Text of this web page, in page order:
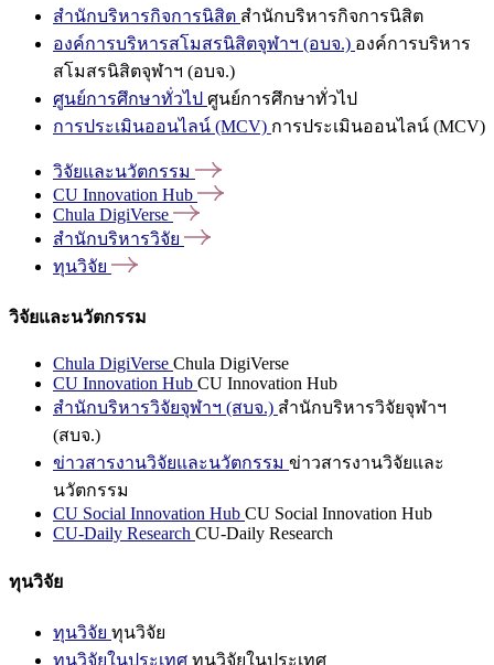
สำนักบริหารกิจการนิสิต สำนักบริหารกิจการนิสิต
องค์การบริหารสโมสรนิสิตจุฬาฯ (อบจ.) องค์การบริหาร
สโมสรนิสิตจุฬาฯ (อบจ.)
ศูนย์การศึกษาทั่วไป ศูนย์การศึกษาทั่วไป
การประเมินออนไลน์ (MCV) การประเมินออนไลน์ (MCV)
วิจัยและนวัตกรรม
CU Innovation Hub
Chula DigiVerse
สำนักบริหารวิจัย
ทุนวิจัย
วิจัยและนวัตกรรม
Chula DigiVerse Chula DigiVerse
CU Innovation Hub CU Innovation Hub
สำนักบริหารวิจัยจุฬาฯ (สบจ.) สำนักบริหารวิจัยจุฬาฯ
(สบจ.)
ข่าวสารงานวิจัยและนวัตกรรม ข่าวสารงานวิจัยและ
นวัตกรรม
CU Social Innovation Hub CU Social Innovation Hub
CU-Daily Research CU-Daily Research
ทุนวิจัย
ทุนวิจัย ทุนวิจัย
ทุนวิจัยในประเทศ ทุนวิจัยในประเทศ